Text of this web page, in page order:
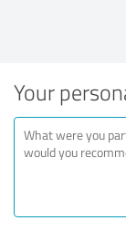
Your